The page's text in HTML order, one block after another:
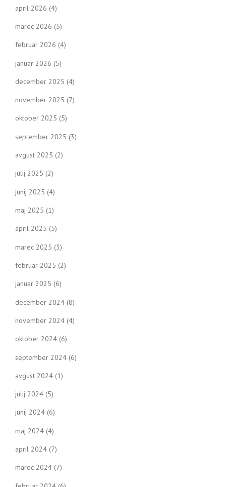
april 2026 (4)
marec 2026 (5)
februar 2026 (4)
januar 2026 (5)
december 2025 (4)
november 2025 (7)
oktober 2025 (5)
september 2025 (3)
avgust 2025 (2)
julij 2025 (2)
junij 2025 (4)
maj 2025 (1)
april 2025 (5)
marec 2025 (3)
februar 2025 (2)
januar 2025 (6)
december 2024 (8)
november 2024 (4)
oktober 2024 (6)
september 2024 (6)
avgust 2024 (1)
julij 2024 (5)
junij 2024 (6)
maj 2024 (4)
april 2024 (7)
marec 2024 (7)